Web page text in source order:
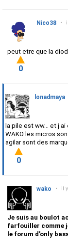
Nico38 •
peut etre que la
0
lonadmaya
la pile est ww... et j
WAKO les micros
agilar sont des
0
wako • il
Je suis au boulot
farfouiller comme
le forum d'only